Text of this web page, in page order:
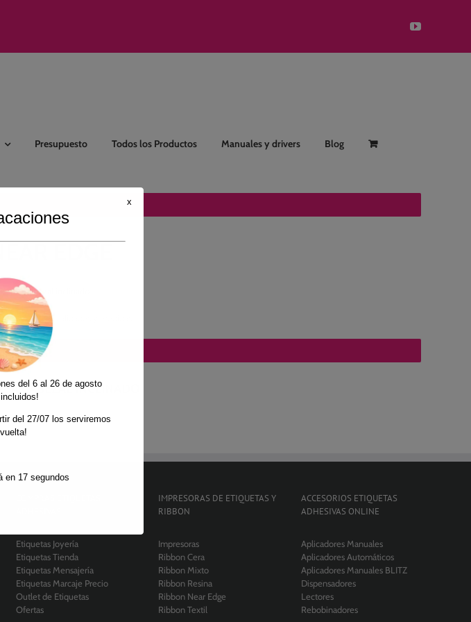
YouTube
Presupuesto Todos los Productos Manuales y drivers Blog
con cabezal inclinado.
de diferentes calidades y medidas.
CABEZAL INCLINADO
Etiquetas Joyería
Etiquetas Tienda
Etiquetas Mensajería
Etiquetas Marcaje Precio
Outlet de Etiquetas
Ofertas
IMPRESORAS DE ETIQUETAS Y
RIBBON
Impresoras
Ribbon Cera
Ribbon Mixto
Ribbon Resina
Ribbon Near Edge
Ribbon Textil
ACCESORIOS ETIQUETAS
ADHESIVAS ONLINE
Aplicadores Manuales
Aplicadores Automáticos
Aplicadores Manuales BLITZ
Dispensadores
Lectores
Rebobinadores
del 6 al 26 de agosto
del 27/07 los serviremos
en 16segundos
x